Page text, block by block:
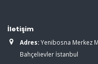
İletişim
Adres:Yenibosna Merkez
Bahçelievler İstanbul